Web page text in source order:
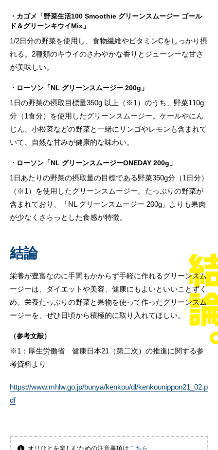
・カゴメ「野菜生活100 Smoothie グリーンスムージー ゴール
ド＆グリーンキウイMix」
1/2日分の野菜を使用し、食物繊維やビタミンCをしっかり摂
れる。2種類のキウイのさわやかな香りとジューシーな甘さ
が美味しい。
・ローソン「NL グリーンスムージー 200g」
1日の野菜の摂取目標量350g 以上（※1）のうち、野菜110g
分（1食分）を使用したグリーンスムージー。ケールやにん
じん、小松菜などの野菜と一緒にリンゴやレモンも含まれて
いて、自然な甘みが健康的な味わい。
・ローソン「NL グリーンスムージーONEDAY 200g」
1日あたりの野菜の摂取量の目標である野菜350g分（1日分）
（※1）を使用したグリーンスムージー。たっぷりの野菜が
含まれており、「NL グリーンスムージー 200g」よりも果肉
が少なくさらっとした食感が特徴。
結論
栄養が豊富なのに手間もかからず手軽に作れるグリーンスム
ージーは、ダイエットや美容、健康にもよいといいことずく
め。栄養たっぷりの野菜と果物を使って作ったグリーンスム
ージーを、ぜひ日頃から積極的に取り入れてほしい。
（参考文献）
※1：厚生労働省 健康日本21（第二次）の推進に関する参
考資料より
https://www.mhlw.go.jp/bunya/kenkou/dl/kenkounippon21_02.p
df
オリひとを楽しむための注意事項は こちら